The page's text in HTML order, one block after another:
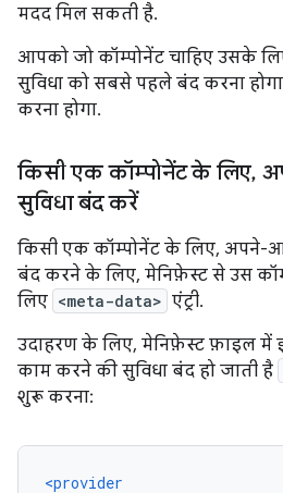
मदद मिल सकती है.
आपको जो कॉम्पोनेंट चाहिए उसके
सुविधा को सबसे पहले बंद करना
करना होगा.
किसी एक कॉम्पोनेंट के लिए,
सुविधा बंद करें
किसी एक कॉम्पोनेंट के लिए, अपने-
बंद करने के लिए, मेनिफ़ेस्ट से उस
लिए <meta-data> एंट्री.
उदाहरण के लिए, मेनिफ़ेस्ट फ़ाइल
काम करने की सुविधा बंद हो जाती है
शुरू करना:
<provider